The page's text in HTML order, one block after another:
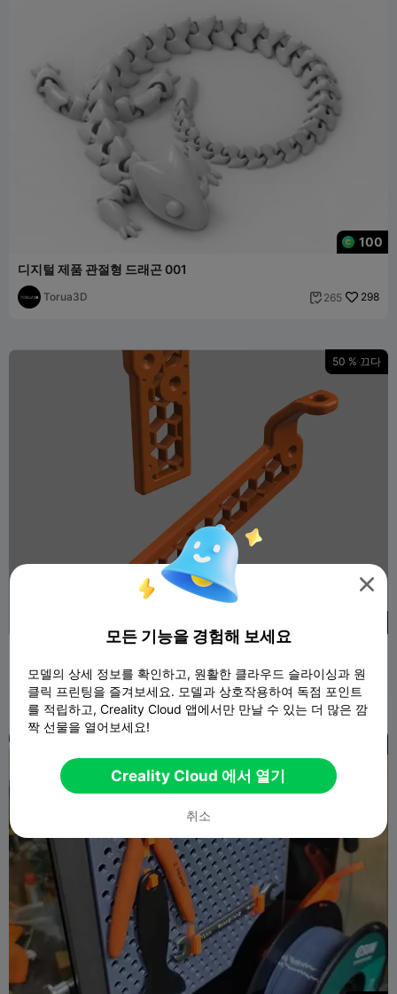
100
디지털 제품 관절형 드래곤 001
Torua3D  265 298
50 % 끄다
Creality K1 필라멘트 스풀 홀더 및 센서 v2.0
Artem Bushmakin  219 227

모든 기능을 경험해 보세요
모델의 상세 정보를 확인하고, 원활한 클라우드 슬라이싱과 원
클릭 프린팅을 즐겨보세요. 모델과 상호작용하여 독점 포인트
를 적립하고, Creality Cloud 앱에서만 만날 수 있는 더 많은 깜
짝 선물을 열어보세요!
Creality Cloud 에서 열기
취소